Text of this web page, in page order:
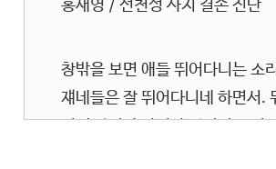
홍새영 / 선천성 사지 결손 진단
창밖을 보면 애들 뛰어다니는 소
쟤네들은 잘 뛰어다니네 하면서.